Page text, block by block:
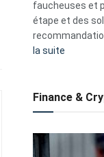
faucheuses et
étape et des
la suite
Finance &